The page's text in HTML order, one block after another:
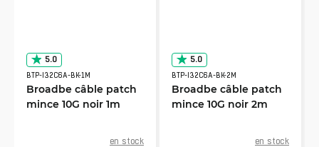
5.0
BTP-I32C6A-BK-1M
Broadbe câble patch
mince 10G noir 1m
en stock
5.0
BTP-I32C6A-BK-2M
Broadbe câble patch
mince 10G noir 2m
en stock